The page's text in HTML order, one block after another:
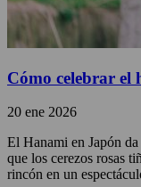
Cómo celebrar el
20 ene 2026
El Hanami en Japón
que los cerezos rosas
rincón en un